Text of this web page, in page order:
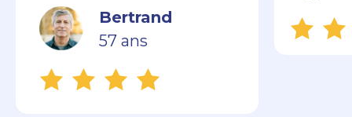
Bertrand
57 ans